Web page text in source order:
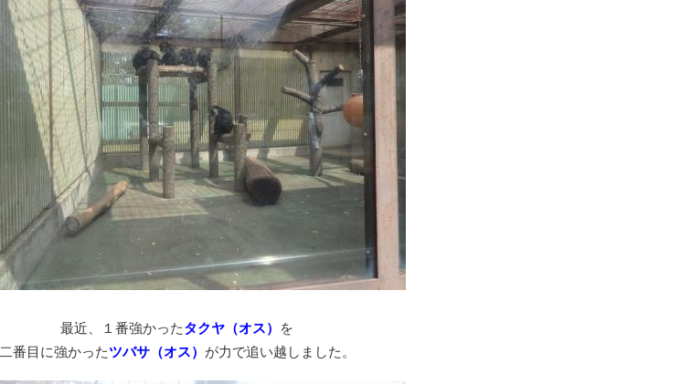
最近、１番強かったタクヤ（オス）
を
二番目に強かったツバサ（オス） が力で追い越しました。